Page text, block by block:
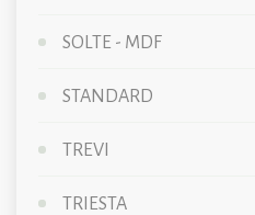
SOLTE - MDF
STANDARD
TREVI
TRIESTA